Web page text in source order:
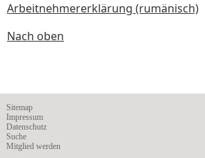
Arbeitnehmererklärung (rumänisch)
Nach oben
Sitemap
Impressum
Datenschutz
Suche
Mitglied werden